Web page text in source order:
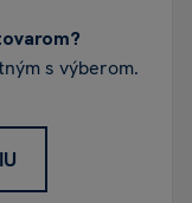
s výberom.